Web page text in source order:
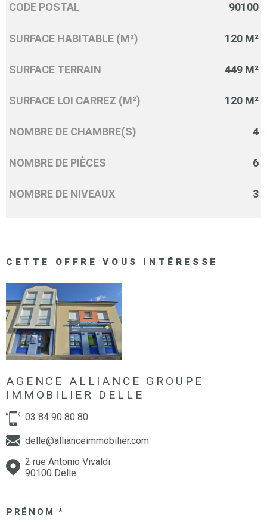
Caractérisque Valeurs
CODE POSTAL 90100
SURFACE HABITABLE (M²) 120 M²
SURFACE TERRAIN 449 M²
SURFACE LOI CARREZ (M²) 120 M²
NOMBRE DE CHAMBRE(S) 4
NOMBRE DE PIÈCES 6
NOMBRE DE NIVEAUX 3
CETTE OFFRE VOUS INTÉRESSE
AGENCE ALLIANCE GROUPE
IMMOBILIER DELLE
03 84 90 80 80
delle@allianceimmobilier.com
2 rue Antonio Vivaldi
90100 Delle
PRÉNOM *